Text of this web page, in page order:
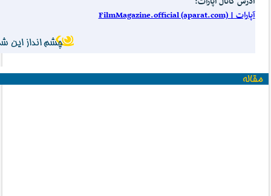
آپارات | FilmMagazine.official (aparat.com)